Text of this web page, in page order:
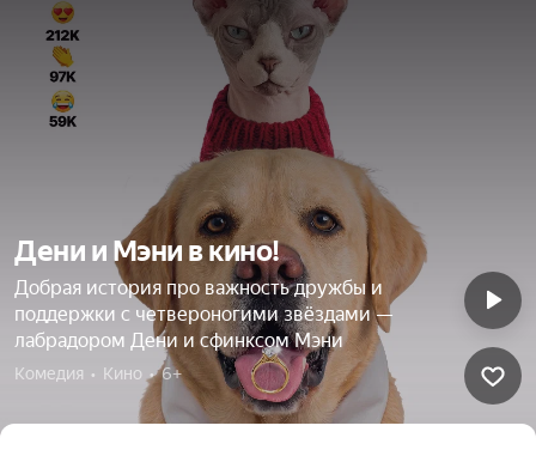
Дени и Мэни в кино!
Добрая история про важность дружбы и
поддержки с четвероногими звёздами —
лабрадором Дени и сфинксом Мэни
Комедия  •  Кино  •  6+